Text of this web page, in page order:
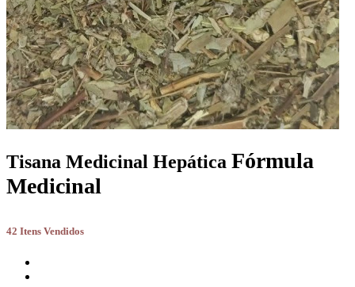
Tisana Medicinal Hepática Fórmula
Medicinal
42 Itens Vendidos